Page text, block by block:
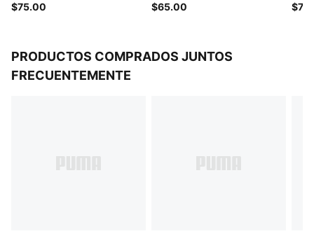
$75.00 $65.00
PRODUCTOS COMPRADOS JUNTOS
FRECUENTEMENTE